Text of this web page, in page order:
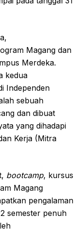
Magang dan
Merdeka.
kedua
Independen
sebuah
dan dibuat
yang dihadapi
Kerja (Mitra
bootcamp, kursus
Magang
pengalaman
semester penuh